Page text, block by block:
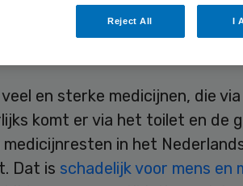
belanden. De
en sterke medicijnen, die
komt er via het toilet en de
in het
Dat is schadelijk voor mens en
Reject All I